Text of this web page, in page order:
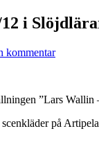
12 i
kommentar
”Lars Wallin
på